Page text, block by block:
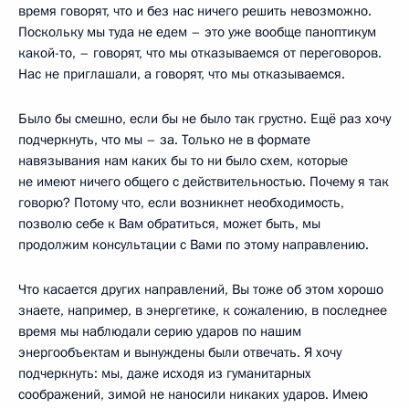
время говорят, что и без нас ничего решить невозможно.
Поскольку мы туда не едем – это уже вообще паноптикум
какой-то, – говорят, что мы отказываемся от переговоров.
Нас не приглашали, а говорят, что мы отказываемся.
Было бы смешно, если бы не было так грустно. Ещё раз хочу
подчеркнуть, что мы – за. Только не в формате
навязывания нам каких бы то ни было схем, которые
не имеют ничего общего с действительностью. Почему я так
говорю? Потому что, если возникнет необходимость,
позволю себе к Вам обратиться, может быть, мы
продолжим консультации с Вами по этому направлению.
Что касается других направлений, Вы тоже об этом хорошо
знаете, например, в энергетике, к сожалению, в последнее
время мы наблюдали серию ударов по нашим
энергообъектам и вынуждены были отвечать. Я хочу
подчеркнуть: мы, даже исходя из гуманитарных
соображений, зимой не наносили никаких ударов. Имею